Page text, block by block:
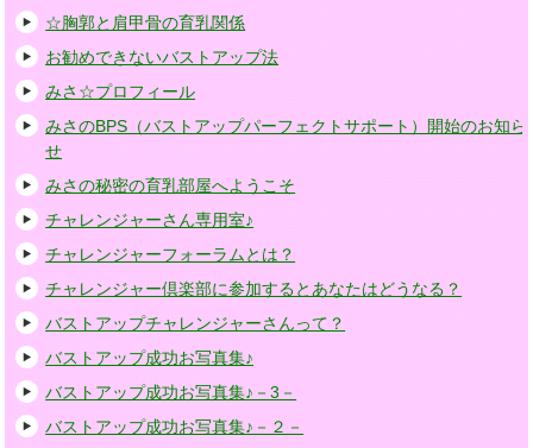
☆胸郭と肩甲骨の育乳関係
お勧めできないバストアップ法
みさ☆プロフィール
みさのBPS（バストアップパーフェクトサポート）開始のお知ら
せ
みさの秘密の育乳部屋へようこそ
チャレンジャーさん専用室♪
チャレンジャーフォーラムとは？
チャレンジャー倶楽部に参加するとあなたはどうなる？
バストアップチャレンジャーさんって？
バストアップ成功お写真集♪
バストアップ成功お写真集♪－3－
バストアップ成功お写真集♪－２－